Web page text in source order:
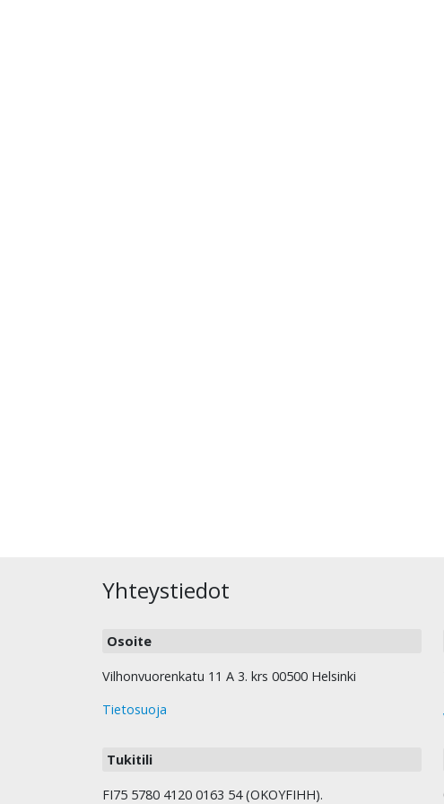
Yhteystiedot
Osoite
Vilhonvuorenkatu 11 A 3. krs 00500 Helsinki
Tietosuoja
Tukitili
FI75 5780 4120 0163 54 (OKOYFIHH).